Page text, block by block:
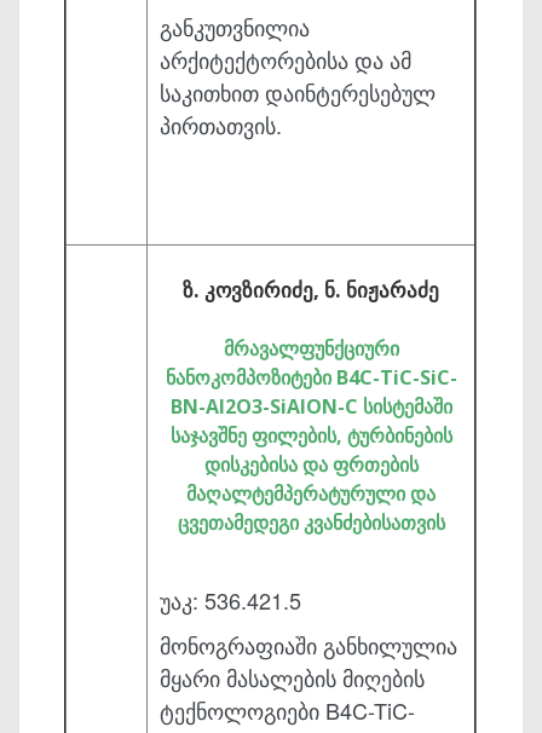
განკუთვნილია
არქიტექტორებისა და ამ
საკითხით დაინტერესებულ
პირთათვის.
ზ. კოვზირიძე, ნ. ნიჟარაძე
მრავალფუნქციური
ნანოკომპოზიტები B4C-TiC-SiC-
BN-Al2O3-SiAlON-C სისტემაში
საჯავშნე ფილების, ტურბინების
დისკებისა და ფრთების
მაღალტემპერატურული და
ცვეთამედეგი კვანძებისათვის
უაკ: 536.421.5
მონოგრაფიაში განხილულია
მყარი მასალების მიღების
ტექნოლოგიები B4C-TiC-